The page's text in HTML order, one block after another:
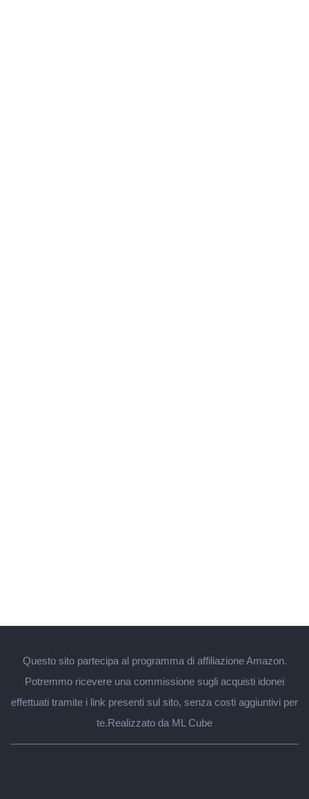
Questo sito partecipa al programma di affiliazione Amazon.
Potremmo ricevere una commissione sugli acquisti idonei
effettuati tramite i link presenti sul sito, senza costi aggiuntivi per
te.Realizzato da ML Cube